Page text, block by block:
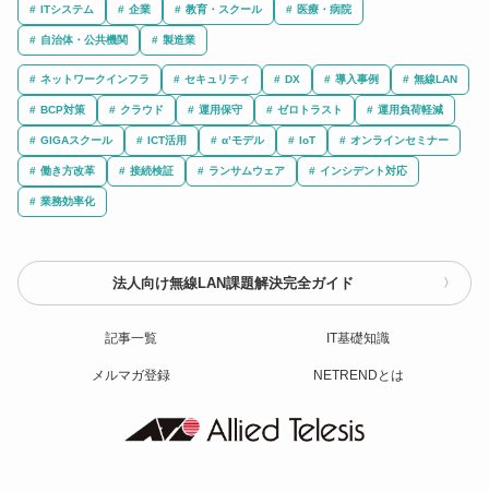
ITシステム 企業 教育・スクール 医療・病院
自治体・公共機関 製造業
ネットワークインフラ セキュリティ DX 導入事例 無線LAN
BCP対策 クラウド 運用保守 ゼロトラスト 運用負荷軽減
GIGAスクール ICT活用 α’モデル IoT オンラインセミナー
働き方改革 接続検証 ランサムウェア インシデント対応
業務効率化
法人向け無線LAN課題解決完全ガイド
記事一覧 IT基礎知識
メルマガ登録 NETRENDとは